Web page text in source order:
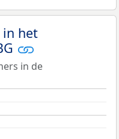
in het
in de